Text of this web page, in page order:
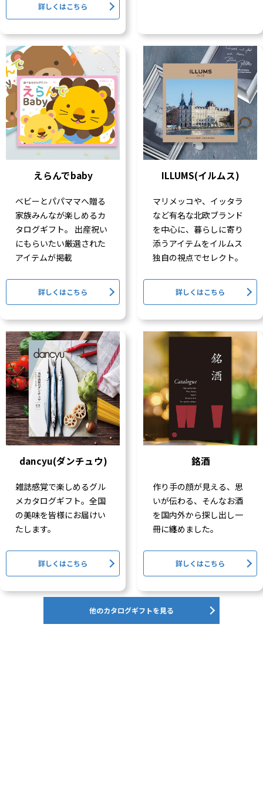
詳しくはこちら
えらんでbaby
ベビーとパパママへ贈る
家族みんなが楽しめるカ
タログギフト。 出産祝い
にもらいたい厳選された
アイテムが掲載
詳しくはこちら
ILLUMS(イルムス)
マリメッコや、イッタラ
など有名な北欧ブランド
を中心に、暮らしに寄り
添うアイテムをイルムス
独自の視点でセレクト。
詳しくはこちら
dancyu(ダンチュウ)
雑誌感覚で楽しめるグル
メカタログギフト。全国
の美味を皆様にお届けい
たします。
詳しくはこちら
銘酒
作り手の顔が見える、思
いが伝わる、そんなお酒
を国内外から探し出し一
冊に纏めました。
詳しくはこちら
他のカタログギフトを見る